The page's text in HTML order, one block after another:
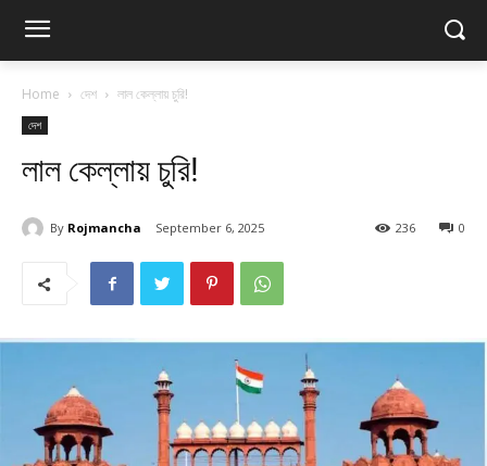
Home দেশ লাল কেল্লায় চুরি!
দেশ
লাল কেল্লায় চুরি!
By Rojmancha September 6, 2025 0
236